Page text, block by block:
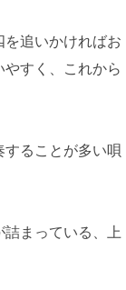
追いかければお
すく、これから
ることが多い唄
まっている、上